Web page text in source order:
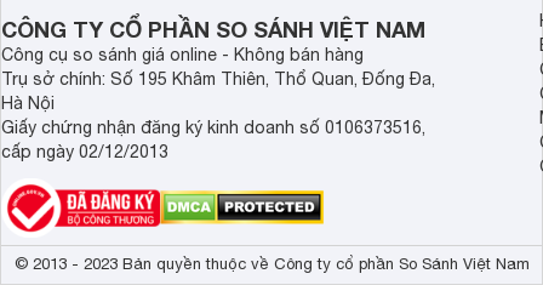
nào? Hãy cùng tìm hiểu chi tiết trong
bài viết sau.
giải đáp câu hỏi
4 yếu tố sau.
CÔNG TY CỔ PHẦN SO SÁNH VIỆT NAM
Công cụ so sánh giá online - Không bán hàng
Trụ sở chính: Số 195 Khâm Thiên, Thổ Quan, Đống Đa,
Hà Nội
Giấy chứng nhận đăng ký kinh doanh số 0106373516,
cấp ngày 02/12/2013
© 2013 - 2023 Bản quyền thuộc về Công ty cổ phần So Sánh Việt Nam